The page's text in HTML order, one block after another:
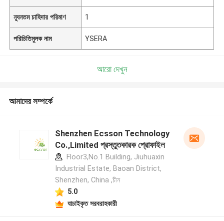
ন্যূনতম চাহিদার পরিমাণ 1
পরিচিতিমুলক নাম YSERA
আরো দেখুন
আমাদের সম্পর্কে
Shenzhen Ecsson Technology
Co.,Limited প্রস্তুতকারক প্রোফাইল
Floor3,No.1 Building, Jiuhuaxin
Industrial Estate, Baoan District,
Shenzhen, China ,চীন
5.0
যাচাইকৃত সরবরাহকারী